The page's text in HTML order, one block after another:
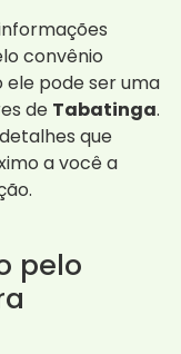
convênio
ele pode ser uma
de Tabatinga.
que
a você a
pelo